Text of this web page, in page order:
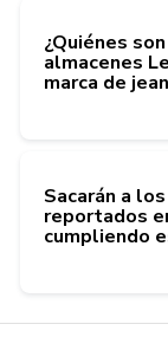
¿Quiénes
almacenes
marca de
Sacarán a
reportados
cumpliendo